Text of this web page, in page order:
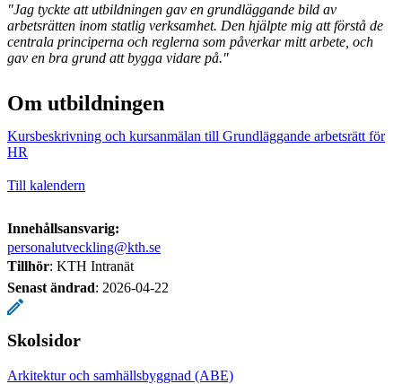
"Jag tyckte att utbildningen gav en grundläggande bild av
arbetsrätten inom statlig verksamhet. Den hjälpte mig att förstå de
centrala principerna och reglerna som påverkar mitt arbete, och
gav en bra grund att bygga vidare på."
Om utbildningen
Kursbeskrivning och kursanmälan till Grundläggande arbetsrätt för
HR
Till kalendern
Innehållsansvarig:
personalutveckling@kth.se
Tillhör: KTH Intranät
Senast ändrad: 2026-04-22
Skolsidor
Arkitektur och samhällsbyggnad (ABE)